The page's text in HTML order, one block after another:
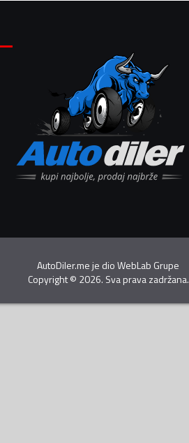
AutoDiler.me je dioWebLab Grupe
Copyright© 2026. Sva prava zadržana.